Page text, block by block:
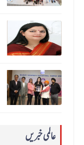
عالمی خبریں